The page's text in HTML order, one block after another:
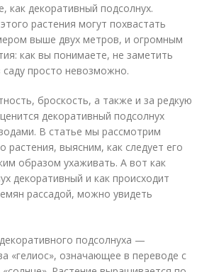
как декоративный подсолнух.
растения могут похвастать
выше двух метров, и огромным
как вы понимаете, не заметить
саду просто невозможно.
броскость, а также и за редкую
декоративный подсолнух
В статье мы рассмотрим
растения, выясним, как следует его
образом ухаживать. А вот как
декоративный и как происходит
рассадой, можно увидеть
подсолнуха —
«гелиос», означающее в переводе с